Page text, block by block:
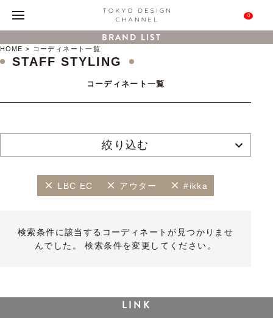
0
BRAND LIST
HOME コーディネート一覧
STAFF STYLING
コーディネート一覧
絞り込む
LBC EC アウター #ikka
検索条件に該当するコーディネートが見つかりませ
んでした。 検索条件を変更してください。
LINK